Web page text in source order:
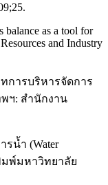
balance as a tool for
and Industry
การบริหารจัดการ
พฯ: สำนักงาน
น้ำ (Water
มพ์มหาวิทยาลัย